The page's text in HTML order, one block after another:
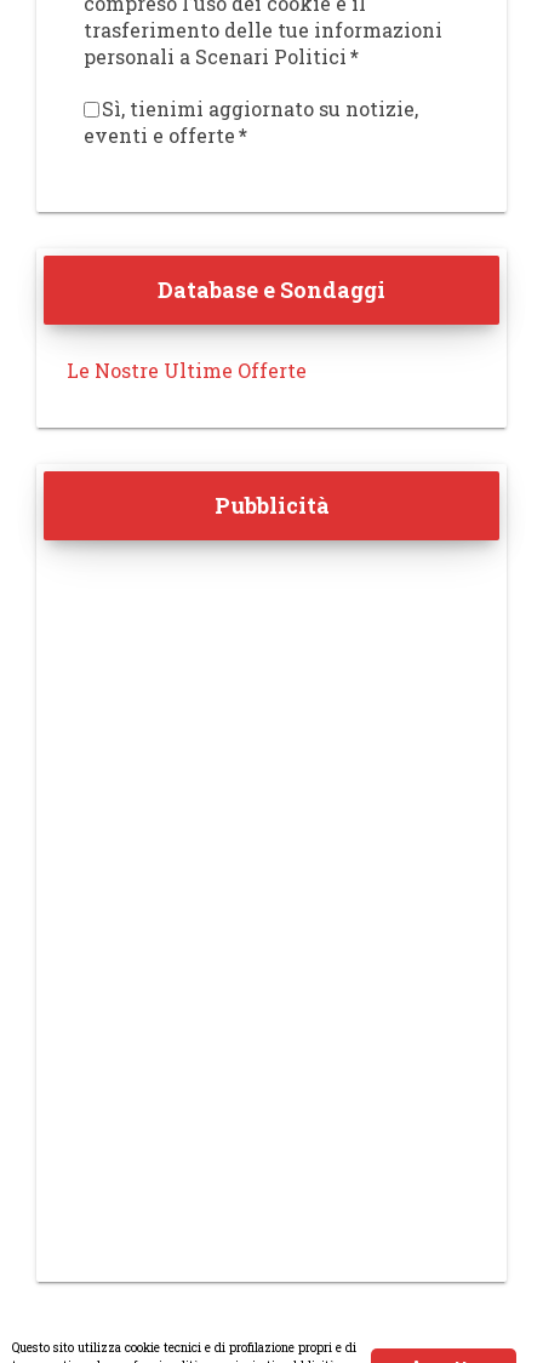
trasferimento delle tue informazioni
personali a Scenari Politici*
Sì, tienimi aggiornato su notizie,
eventi e offerte*
Database e Sondaggi
Le Nostre Ultime Offerte
Pubblicità
Questo sito utilizza cookie tecnici e di profilazione propri e di